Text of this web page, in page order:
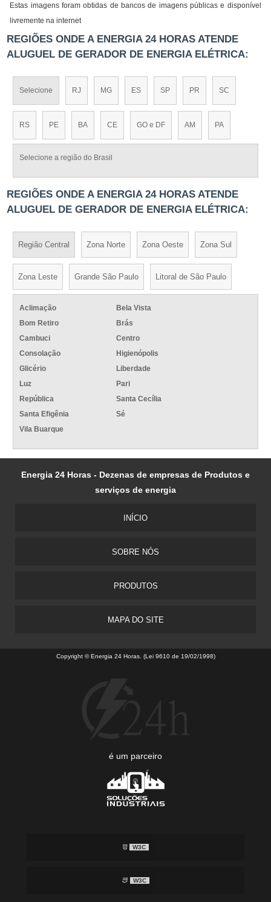
Estas imagens foram obtidas de bancos de imagens públicas e disponível
livremente na internet
REGIÕES ONDE A ENERGIA 24 HORAS ATENDE
ALUGUEL DE GERADOR DE ENERGIA ELÉTRICA:
Selecione RJ MG ES SP PR SC
RS PE BA CE GO e DF AM PA
Selecione a região do Brasil
REGIÕES ONDE A ENERGIA 24 HORAS ATENDE
ALUGUEL DE GERADOR DE ENERGIA ELÉTRICA:
Região Central Zona Norte Zona Oeste Zona Sul
Zona Leste Grande São Paulo Litoral de São Paulo
Aclimação
Bela Vista
Bom Retiro
Brás
Cambuci
Centro
Consolação
Higienópolis
Glicério
Liberdade
Luz
Pari
República
Santa Cecília
Santa Efigênia
Sé
Vila Buarque
Energia 24 Horas - Dezenas de empresas de Produtos e
serviços de energia
INÍCIO
SOBRE NÓS
PRODUTOS
MAPA DO SITE
Copyright © Energia 24 Horas. (Lei 9610 de 19/02/1998)
é um parceiro
W3C
W3C